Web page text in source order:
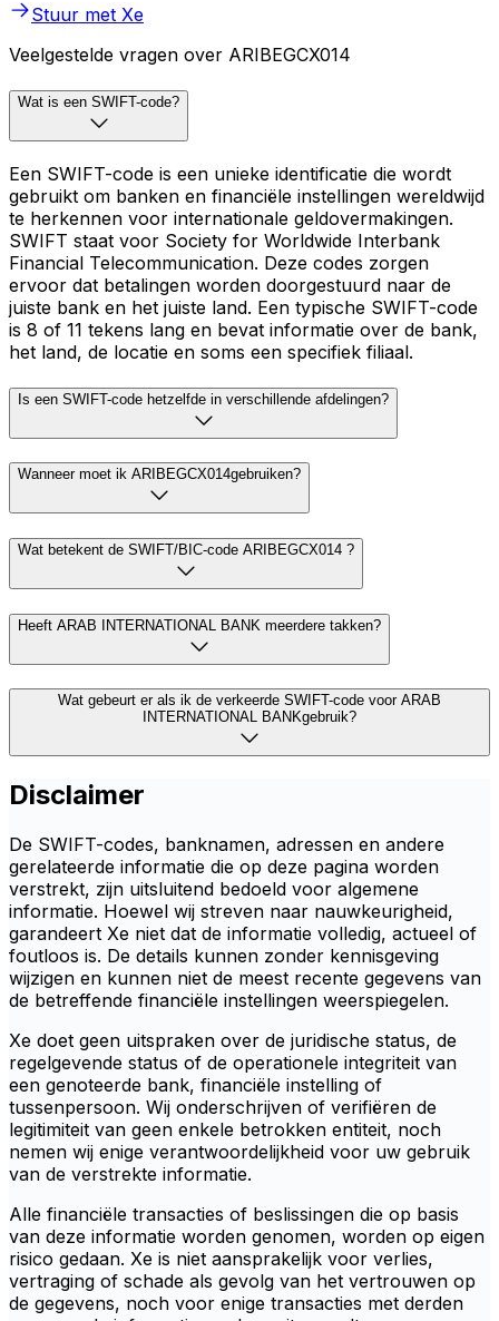
Stuur met Xe
Veelgestelde vragen over ARIBEGCX014
Wat is een SWIFT-code?
Een SWIFT-code is een unieke identificatie die wordt
gebruikt om banken en financiële instellingen wereldwijd
te herkennen voor internationale geldovermakingen.
SWIFT staat voor Society for Worldwide Interbank
Financial Telecommunication. Deze codes zorgen
ervoor dat betalingen worden doorgestuurd naar de
juiste bank en het juiste land. Een typische SWIFT-code
is 8 of 11 tekens lang en bevat informatie over de bank,
het land, de locatie en soms een specifiek filiaal.
Is een SWIFT-code hetzelfde in verschillende afdelingen?
Wanneer moet ik ARIBEGCX014gebruiken?
Wat betekent de SWIFT/BIC-code ARIBEGCX014 ?
Heeft ARAB INTERNATIONAL BANK meerdere takken?
Wat gebeurt er als ik de verkeerde SWIFT-code voor ARAB
INTERNATIONAL BANKgebruik?
Disclaimer
De SWIFT-codes, banknamen, adressen en andere
gerelateerde informatie die op deze pagina worden
verstrekt, zijn uitsluitend bedoeld voor algemene
informatie. Hoewel wij streven naar nauwkeurigheid,
garandeert Xe niet dat de informatie volledig, actueel of
foutloos is. De details kunnen zonder kennisgeving
wijzigen en kunnen niet de meest recente gegevens van
de betreffende financiële instellingen weerspiegelen.
Xe doet geen uitspraken over de juridische status, de
regelgevende status of de operationele integriteit van
een genoteerde bank, financiële instelling of
tussenpersoon. Wij onderschrijven of verifiëren de
legitimiteit van geen enkele betrokken entiteit, noch
nemen wij enige verantwoordelijkheid voor uw gebruik
van de verstrekte informatie.
Alle financiële transacties of beslissingen die op basis
van deze informatie worden genomen, worden op eigen
risico gedaan. Xe is niet aansprakelijk voor verlies,
vertraging of schade als gevolg van het vertrouwen op
de gegevens, noch voor enige transacties met derden